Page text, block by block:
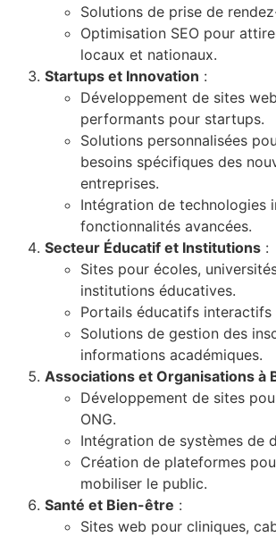
Solutions de prise de
Optimisation SEO pour
locaux et nationaux.
Startups et Innovation :
Développement de sites
performants pour startups.
Solutions personnalisées
besoins spécifiques des
entreprises.
Intégration de technologies
fonctionnalités avancées.
Secteur Éducatif et Institutions :
Sites pour écoles,
institutions éducatives.
Portails éducatifs
Solutions de gestion des
informations académiques.
Associations et Organisations à
Développement de sites
ONG.
Intégration de systèmes de
Création de plateformes
mobiliser le public.
Santé et Bien-être :
Sites web pour cliniques,